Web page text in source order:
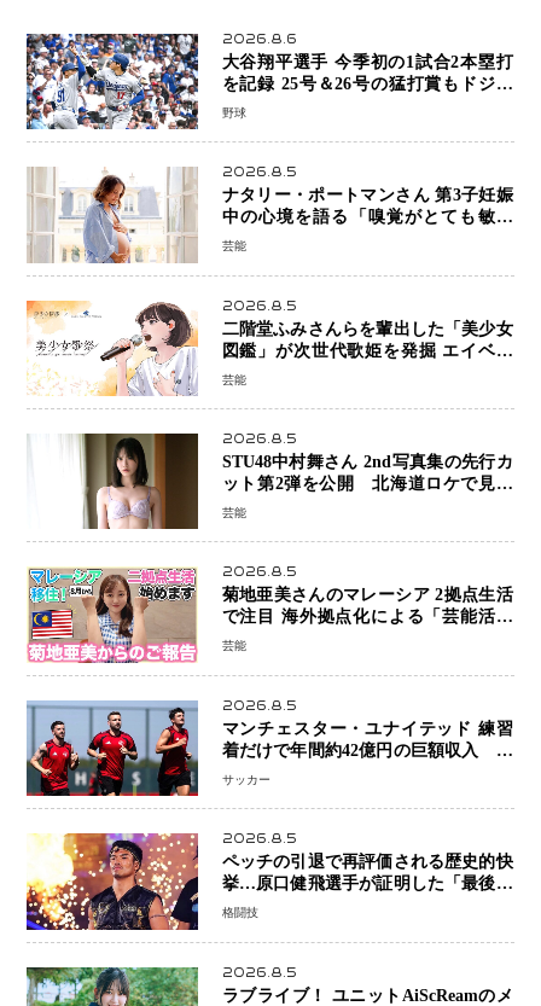
2026.8.6
大谷翔平選手 今季初の1試合2本塁打
を記録 25号＆26号の猛打賞もドジャ
ースは今季ワーストの6連敗
野球
2026.8.5
ナタリー・ポートマンさん 第3子妊娠
中の心境を語る「嗅覚がとても敏感
に」マタニティフォトも公開
芸能
2026.8.5
二階堂ふみさんらを輩出した「美少女
図鑑」が次世代歌姫を発掘 エイベッ
クスと「美少女歌祭2026」開催決定
芸能
2026.8.5
STU48中村舞さん 2nd写真集の先行カ
ット第2弾を公開 北海道ロケで見せ
た“大人の魅力”と新たな挑戦
芸能
2026.8.5
菊地亜美さんのマレーシア 2拠点生活
で注目 海外拠点化による「芸能活動
と税務」の関係とは
芸能
2026.8.5
マンチェスター・ユナイテッド 練習
着だけで年間約42億円の巨額収入 世
界最高額級スポンサー契約が示すサッ
サッカー
2026.8.5
ペッチの引退で再評価される歴史的快
挙…原口健飛選手が証明した「最後に
勝ち切る力」
格闘技
2026.8.5
ラブライブ！ ユニットAiScReamのメ